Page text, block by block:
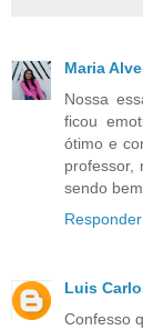
Maria
Nossa
ficou
ótimo e
professor,
sendo
Responder
Luis
Confesso